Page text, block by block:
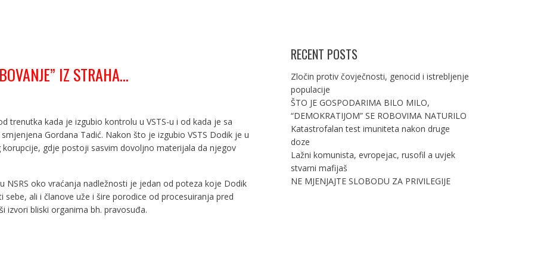
IZ STRAHA…
trenutka kada je izgubio kontrolu u VSTS-u i od kada je sa
Gordana Tadić. Nakon što je izgubio VSTS Dodik je u
gdje postoji sasvim dovoljno materijala da njegov
NSRS oko vraćanja nadležnosti je jedan od poteza koje Dodik
sebe, ali i članove uže i šire porodice od procesuiranja pred
izvori bliski organima bh. pravosuđa.
RECENT POSTS
Zločin protiv čovječnosti, genocid i istrebljenje
populacije
ŠTO JE GOSPODARIMA BILO MILO,
“DEMOKRATIJOM” SE ROBOVIMA NATURILO
Katastrofalan test imuniteta nakon druge
doze
Lažni komunista, evropejac, rusofil a uvjek
stvarni mafijaš
NE MJENJAJTE SLOBODU ZA PRIVILEGIJE